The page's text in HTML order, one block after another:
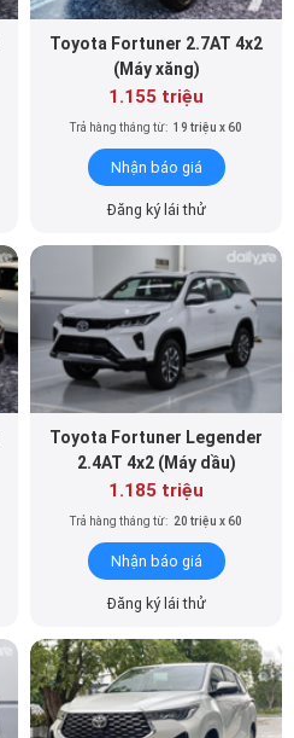
Toyota Fortuner 2.7AT 4x2
(Máy xăng)
1.155 triệu
Trả hàng tháng từ: 19 triệu x 60
Nhận báo giá
Đăng ký lái thử
Toyota Fortuner Legender
2.4AT 4x2 (Máy dầu)
1.185 triệu
Trả hàng tháng từ: 20 triệu x 60
Nhận báo giá
Đăng ký lái thử